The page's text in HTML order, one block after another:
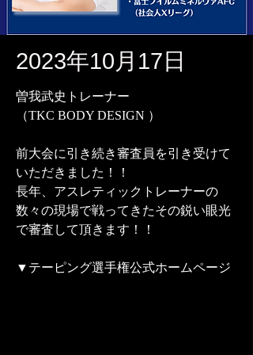
2023年10月17日
曽我武史トレーナー
（TKC BODY DESIGN ）
前大会に引き続き審査員を引き受けて
いただきました！！
長年、アスレティックトレーナーの
数々の現場で戦ってきたその鋭い眼光
で審査して頂きます！！
▼テーピング選手権公式ホームページ